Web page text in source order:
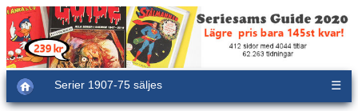
Serier 1907-75 säljes ☰